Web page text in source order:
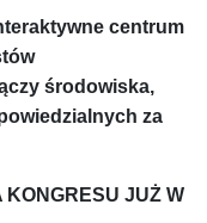
centrum
środowiska,
za
JUŻ W